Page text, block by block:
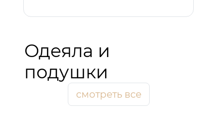
Одеяла и
подушки
смотреть все